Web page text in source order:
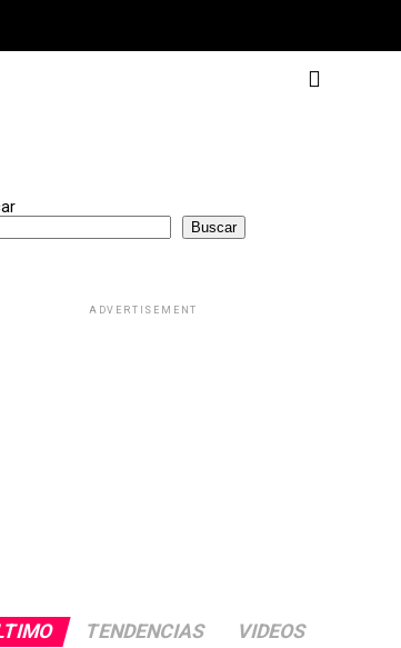
Buscar
ADVERTISEMENT
TENDENCIAS VIDEOS